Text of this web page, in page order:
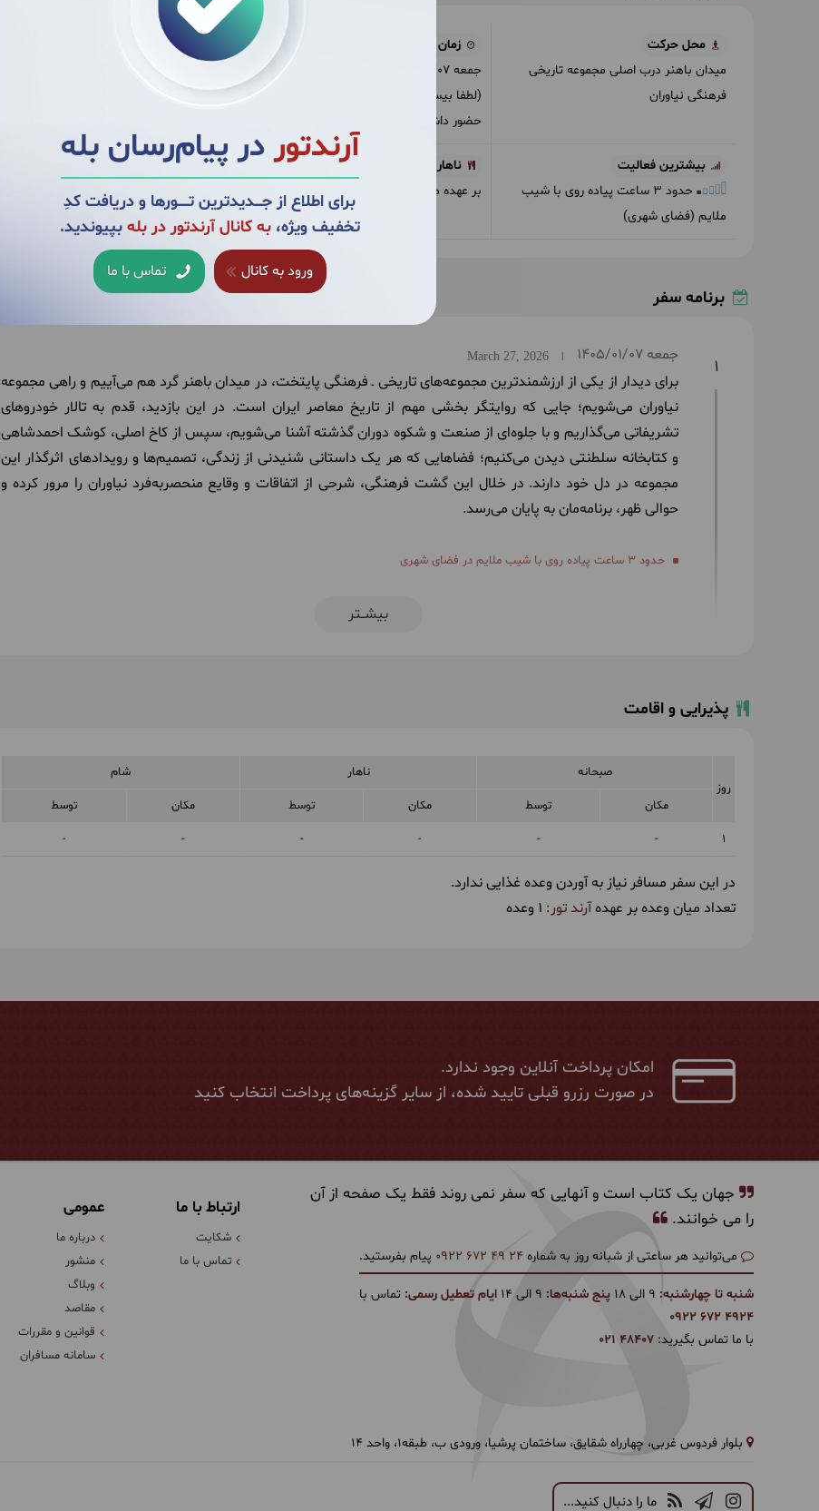
آرندتوردر پیام‌رسان بله
برای اطلاع از جــــدیدترین تــــــورها و دریافت کدِ
تخفیف ویژه،به کانال آرندتور در بله بپیوندید.
ورود به کانال تماس با ما
محل حرکت
میدان باهنر درب اصلی مجموعه تاریخی
فرهنگی نیاوران
زمان حرکت
جمعه 1405/01/07
(لطفا بیست دقیقه قبل از حرکت در محل
حضور داشته باشید)
زمان بازگشت
بیشترین فعالیت
حدود 3 ساعت پیاده روی با شیب
ملایم (فضای شهری)
ناهار
بر عهده مسافر
برنامه سفر
1
جمعه 1405/01/07
March 27, 2026
برای دیدار از یکی از ارزشمندترین مجموعه‌های تاریخی ـ فرهنگی پایتخت، در میدان باهنر گرد هم می‌آییم و راهی مجموعه
نیاوران می‌شویم؛ جایی که روایتگر بخشی مهم از تاریخ معاصر ایران است. در این بازدید، قدم به تالار خودروهای
تشریفاتی می‌گذاریم و با جلوه‌ای از صنعت و شکوه دوران گذشته آشنا می‌شویم، سپس از کاخ اصلی، کوشک احمدشاهی
و کتابخانه سلطنتی دیدن می‌کنیم؛ فضاهایی که هر یک داستانی شنیدنی از زندگی، تصمیم‌ها و رویدادهای اثرگذار این
مجموعه در دل خود دارند. در خلال این گشت فرهنگی، شرحی از اتفاقات و وقایع منحصربه‌فرد نیاوران را مرور کرده و
حوالی ظهر، برنامه‌مان به پایان می‌رسد.
حدود 3 ساعت پیاده روی با شیب ملایم در فضای شهری
بیشــتر
پذیرایی و اقامت
روز
صبحانه ناهار شام
مکان توسط مکان توسط مکان توسط
1
-
-
-
-
-
-
در این سفر مسافر نیاز به آوردن وعده غذایی ندارد.
تعداد میان وعده بر عهدهآرند تور: 1 وعده
امکان پرداخت آنلاین وجود ندارد.
در صورت رزرو قبلی تایید شده، از سایر گزینه‌های پرداخت انتخاب کنید
ارتباط با ما
شکایت
تماس با ما
عمومی
درباره ما
منشور
وبلاگ
مقاصد
قوانین و مقررات
سامانه مسافران
جهان یک کتاب است و آنهایی که سفر نمی روند فقط یک صفحه از آن
را می خوانند.
می‌توانید هر ساعتی از شبانه روز به شماره 0922 672 49 24 پیام بفرستید.
شنبه تا چهارشنبه: پنج شنبه‌ها: ایام تعطیل رسمی: تماس با
0922 672 4924
با ما تماس بگیرید: 021 48407
بلوار فردوس غربی، چهارراه شقایق، ساختمان پرشیا، ورودی ب، طبقه1، واحد 14
ما را دنبال کنید...